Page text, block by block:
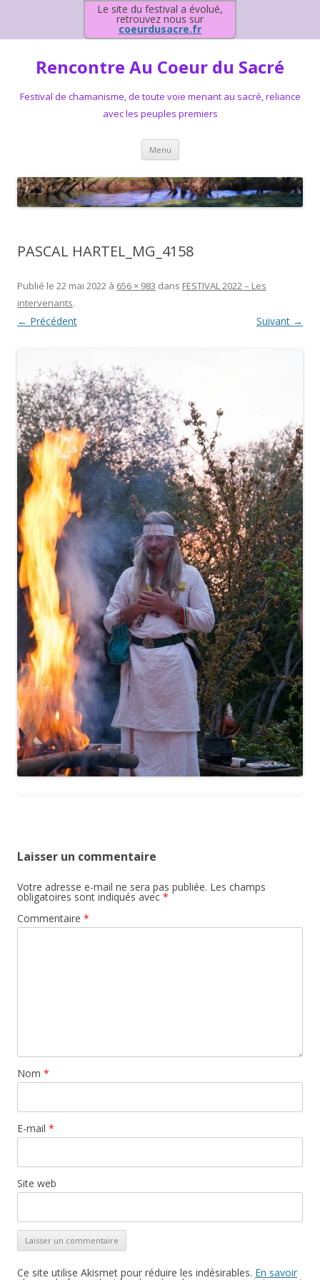
Le site du festival a évolué,
retrouvez nous sur
coeurdusacre.fr
Rencontre Au Coeur du Sacré
Festival de chamanisme, de toute voie menant au sacré, reliance
avec les peuples premiers
Menu Aller au contenu principal
PASCAL HARTEL_MG_4158
Publié le 22 mai 2022 à 656 × 983 dans FESTIVAL 2022 – Les
intervenants.
← Précédent Suivant →
Laisser un commentaire
Votre adresse e-mail ne sera pas publiée. Les champs
obligatoires sont indiqués avec *
Commentaire *
Nom *
E-mail *
Site web
Ce site utilise Akismet pour réduire les indésirables. En savoir